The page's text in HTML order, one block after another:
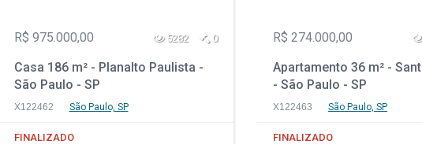
R$ 975.000,00 5282 0
Casa 186 m² - Planalto Paulista -
São Paulo - SP
X122462 São Paulo, SP
FINALIZADO
R$ 274.000,00
Apartamento 36 m² -
- São Paulo - SP
X122463 São Paulo, SP
FINALIZADO